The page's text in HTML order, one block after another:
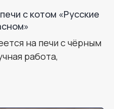
с котом «Русские
на печи с чёрным
работа,